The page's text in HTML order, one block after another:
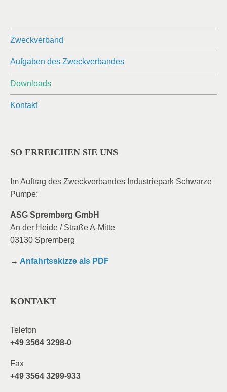
Zweckverband
Aufgaben des Zweckverbandes
Downloads
Kontakt
SO ERREICHEN SIE UNS
Im Auftrag des Zweckverbandes Industriepark Schwarze
Pumpe:
ASG Spremberg GmbH
An der Heide / Straße A-Mitte
03130 Spremberg
→ Anfahrtsskizze als PDF
KONTAKT
Telefon
+49 3564 3298-0
Fax
+49 3564 3299-933